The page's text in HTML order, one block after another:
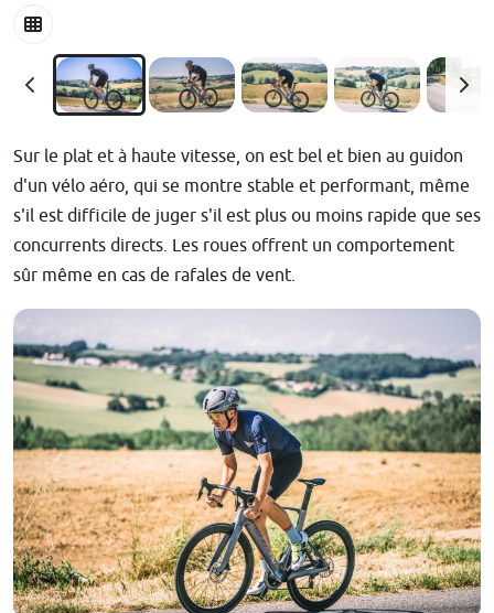
Sur le plat et à haute vitesse, on est bel et bien au guidon
d'un vélo aéro, qui se montre stable et performant, même
s'il est difficile de juger s'il est plus ou moins rapide que ses
concurrents directs. Les roues offrent un comportement
sûr même en cas de rafales de vent.